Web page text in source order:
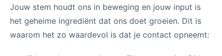
Jouw stem houdt ons in beweging en jouw input is
het geheime ingrediënt dat ons doet groeien. Dit is
waarom het zo waardevol is dat je contact opneemt: